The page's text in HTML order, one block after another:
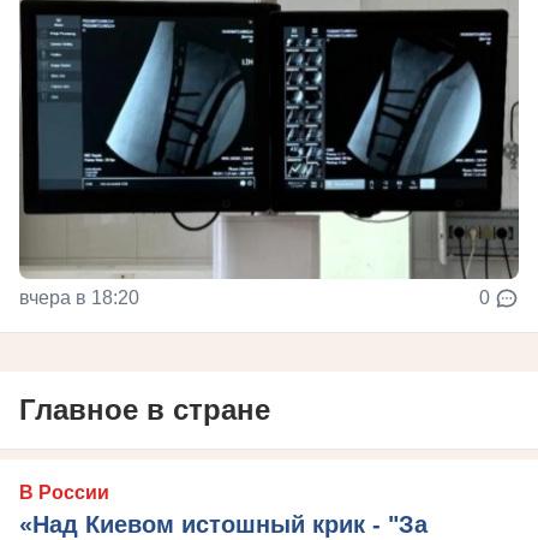
вчера в 18:20 0
Главное в стране
В России
«Над Киевом истошный крик - "За